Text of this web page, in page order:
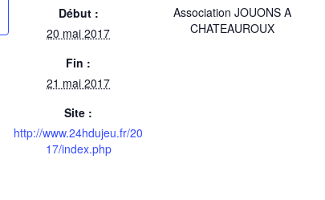
Début :
20 mai 2017
Fin :
21 mai 2017
Site :
http://www.24hdujeu.fr/20
17/index.php
Association JOUONS A
CHATEAUROUX